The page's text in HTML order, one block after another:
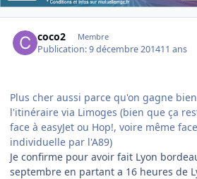
coco2 Membre
Publication:9 décembre 201411 ans
Plus cher aussi parce qu'on gagne
l'itinéraire via Limoges (bien que ça
face à easyJet ou Hop!, voire même
individuelle par l'A89)
Je confirme pour avoir fait Lyon
septembre en partant a 16 heures de